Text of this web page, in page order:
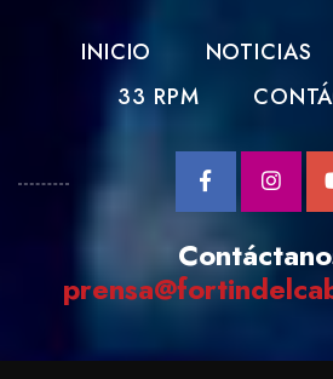
INICIO NOTICIAS
33 RPM